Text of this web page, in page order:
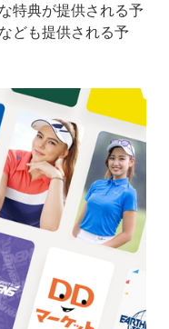
特典が提供される予
ども提供される予